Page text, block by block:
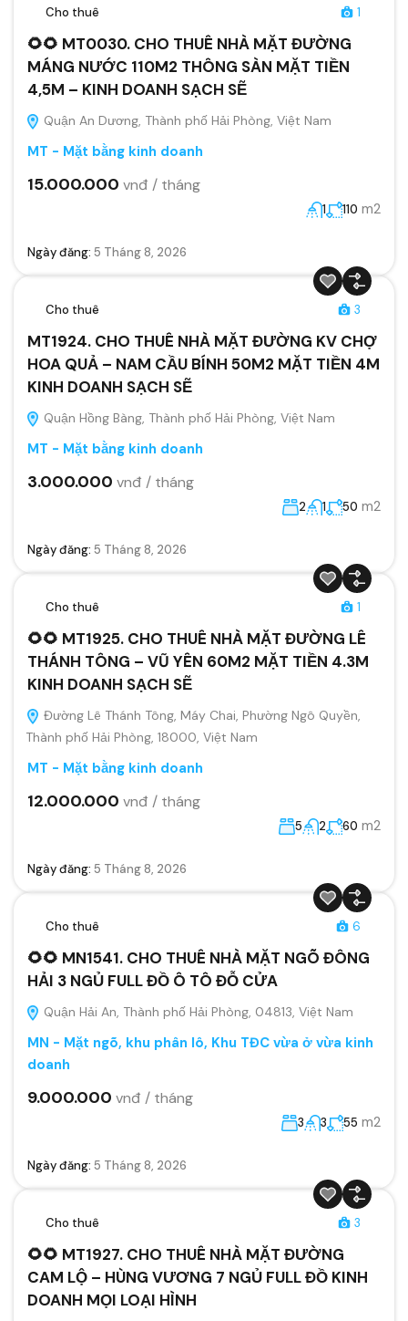
Cho thuê 1
🌻🌻 MT0030. CHO THUÊ NHÀ MẶT ĐƯỜNG
MÁNG NƯỚC 110M2 THÔNG SÀN MẶT TIỀN
4,5M – KINH DOANH SẠCH SẼ
Quận An Dương, Thành phố Hải Phòng, Việt Nam
MT - Mặt bằng kinh doanh
15.000.000 vnđ / tháng
1 110 m2
Ngày đăng: 5 Tháng 8, 2026
Cho thuê 3
MT1924. CHO THUÊ NHÀ MẶT ĐƯỜNG KV CHỢ
HOA QUẢ – NAM CẦU BÍNH 50M2 MẶT TIỀN 4M
KINH DOANH SẠCH SẼ
Quận Hồng Bàng, Thành phố Hải Phòng, Việt Nam
MT - Mặt bằng kinh doanh
3.000.000 vnđ / tháng
2 1 50 m2
Ngày đăng: 5 Tháng 8, 2026
Cho thuê 1
🌻🌻 MT1925. CHO THUÊ NHÀ MẶT ĐƯỜNG LÊ
THÁNH TÔNG – VŨ YÊN 60M2 MẶT TIỀN 4.3M
KINH DOANH SẠCH SẼ
Đường Lê Thánh Tông, Máy Chai, Phường Ngô Quyền,
Thành phố Hải Phòng, 18000, Việt Nam
MT - Mặt bằng kinh doanh
12.000.000 vnđ / tháng
5 2 60 m2
Ngày đăng: 5 Tháng 8, 2026
Cho thuê 6
🌻🌻 MN1541. CHO THUÊ NHÀ MẶT NGÕ ĐÔNG
HẢI 3 NGỦ FULL ĐỒ Ô TÔ ĐỖ CỬA
Quận Hải An, Thành phố Hải Phòng, 04813, Việt Nam
MN - Mặt ngõ, khu phân lô, Khu TĐC vừa ở vừa kinh
doanh
9.000.000 vnđ / tháng
3 3 55 m2
Ngày đăng: 5 Tháng 8, 2026
Cho thuê 3
🌻🌻 MT1927. CHO THUÊ NHÀ MẶT ĐƯỜNG
CAM LỘ – HÙNG VƯƠNG 7 NGỦ FULL ĐỒ KINH
DOANH MỌI LOẠI HÌNH